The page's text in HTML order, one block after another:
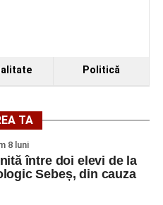
Politică
TA
8 luni
între doi elevi de la
Sebeș, din cauza